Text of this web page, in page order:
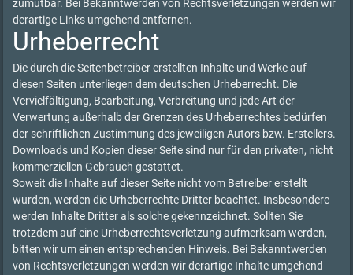
zumutbar. Bei Bekanntwerden von Rechtsverletzungen werden wir
derartige Links umgehend entfernen.
Urheberrecht
Die durch die Seitenbetreiber erstellten Inhalte und Werke auf
diesen Seiten unterliegen dem deutschen Urheberrecht. Die
Vervielfältigung, Bearbeitung, Verbreitung und jede Art der
Verwertung außerhalb der Grenzen des Urheberrechtes bedürfen
der schriftlichen Zustimmung des jeweiligen Autors bzw. Erstellers.
Downloads und Kopien dieser Seite sind nur für den privaten, nicht
kommerziellen Gebrauch gestattet.
Soweit die Inhalte auf dieser Seite nicht vom Betreiber erstellt
wurden, werden die Urheberrechte Dritter beachtet. Insbesondere
werden Inhalte Dritter als solche gekennzeichnet. Sollten Sie
trotzdem auf eine Urheberrechtsverletzung aufmerksam werden,
bitten wir um einen entsprechenden Hinweis. Bei Bekanntwerden
von Rechtsverletzungen werden wir derartige Inhalte umgehend